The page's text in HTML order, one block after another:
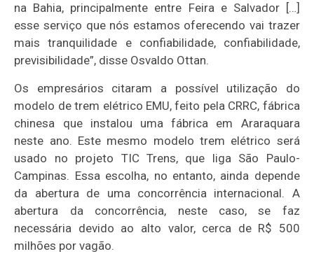
na Bahia, principalmente entre Feira e Salvador […]
esse serviço que nós estamos oferecendo vai trazer
mais tranquilidade e confiabilidade, confiabilidade,
previsibilidade”, disse Osvaldo Ottan.
Os empresários citaram a possível utilização do
modelo de trem elétrico EMU, feito pela CRRC, fábrica
chinesa que instalou uma fábrica em Araraquara
neste ano. Este mesmo modelo trem elétrico será
usado no projeto TIC Trens, que liga São Paulo-
Campinas. Essa escolha, no entanto, ainda depende
da abertura de uma concorrência internacional. A
abertura da concorrência, neste caso, se faz
necessária devido ao alto valor, cerca de R$ 500
milhões por vagão.